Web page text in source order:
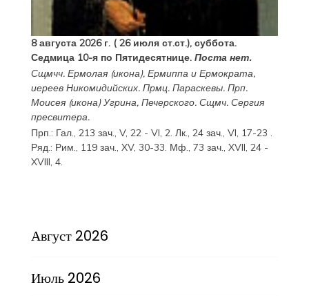
8 августа 2026 г. ( 26 июля ст.ст.), суббота.
Седмица 10-я по Пятидесятнице. Поста нет.
Сщмчч. Ермолая(икона), Ермиппаи Ермократа,
иереев Никомидийских. Прмц. Параскевы. Прп.
Моисея(икона) Угрина, Печерского. Сщмч. Сергия
пресвитера.
Прп.: Гал., 213 зач., V, 22 - VI, 2. Лк., 24 зач., VI, 17-23 .
Ряд.: Рим., 119 зач., XV, 30-33. Мф., 73 зач., XVII, 24 -
XVIII, 4.
Август 2026
Июль 2026